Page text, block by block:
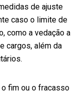
de ajuste
caso o limite de
como a vedação a
cargos, além da
fim ou o fracasso